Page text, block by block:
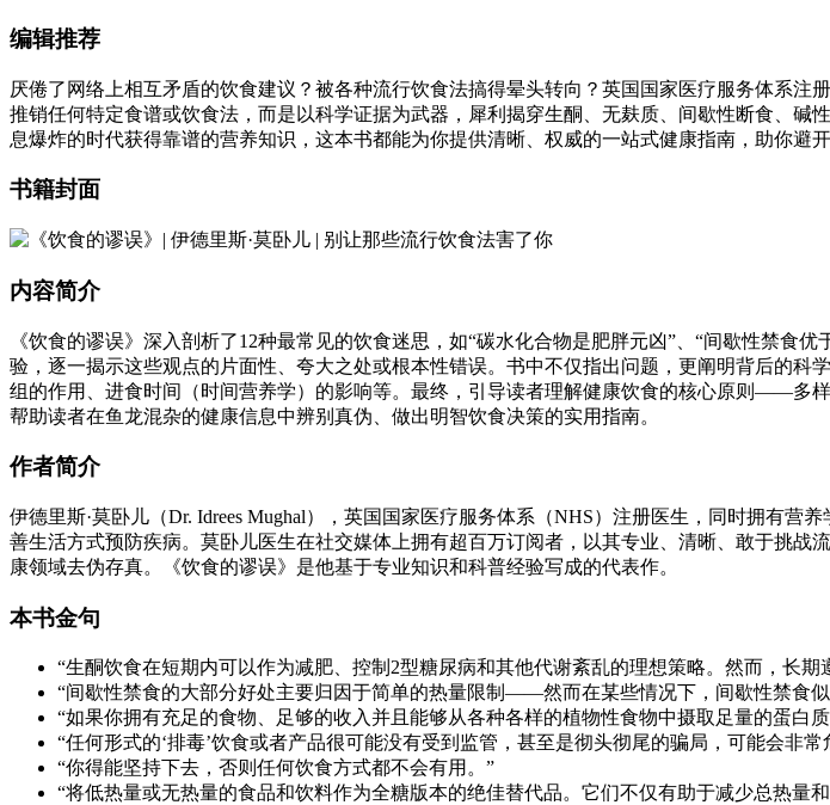
编辑推荐
厌倦了网络上相互矛盾的饮食建议？被各种流行饮食法搞得晕头转向？英国国家医疗服务体系
推销任何特定食谱或饮食法，而是以科学证据为武器，犀利揭穿生酮、无麸质、间歇性断食、
息爆炸的时代获得靠谱的营养知识，这本书都能为你提供清晰、权威的一站式健康指南，助你避
书籍封面
内容简介
《饮食的谬误》深入剖析了12种最常见的饮食迷思，如“碳水化合物是肥胖元凶”、“间歇性禁食
验，逐一揭示这些观点的片面性、夸大之处或根本性错误。书中不仅指出问题，更阐明背后的
组的作用、进食时间（时间营养学）的影响等。最终，引导读者理解健康饮食的核心原则——多
帮助读者在鱼龙混杂的健康信息中辨别真伪、做出明智饮食决策的实用指南。
作者简介
伊德里斯·莫卧儿（Dr. Idrees Mughal），英国国家医疗服务体系（NHS）注册医生，同时拥有
善生活方式预防疾病。莫卧儿医生在社交媒体上拥有超百万订阅者，以其专业、清晰、敢于挑
康领域去伪存真。《饮食的谬误》是他基于专业知识和科普经验写成的代表作。
本书金句
“生酮饮食在短期内可以作为减肥、控制2型糖尿病和其他代谢紊乱的理想策略。然而，长期
“间歇性禁食的大部分好处主要归因于简单的热量限制——然而在某些情况下，间歇性禁食
“如果你拥有充足的食物、足够的收入并且能够从各种各样的植物性食物中摄取足量的蛋白
“任何形式的‘排毒’饮食或者产品很可能没有受到监管，甚至是彻头彻尾的骗局，可能会非
“你得能坚持下去，否则任何饮食方式都不会有用。”
“将低热量或无热量的食品和饮料作为全糖版本的绝佳替代品。它们不仅有助于减少总热量